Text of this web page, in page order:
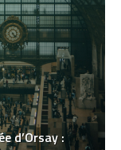
d’Orsay :